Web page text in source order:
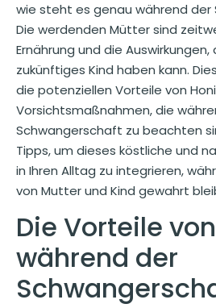
wie steht es genau während der
Die werdenden Mütter sind
Ernährung und die Auswirkungen,
zukünftiges Kind haben kann.
die potenziellen Vorteile von
Vorsichtsmaßnahmen, die
Schwangerschaft zu beachten
Tipps, um dieses köstliche und
in Ihren Alltag zu integrieren,
von Mutter und Kind gewahrt
Die Vorteile
während der